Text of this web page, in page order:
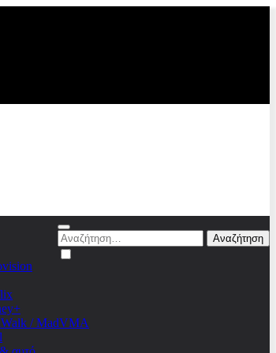
/ MadVMA
Αναζήτηση
για: